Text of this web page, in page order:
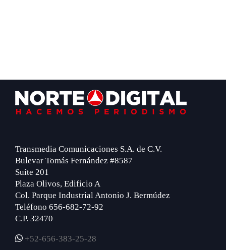
Footer
Transmedia Comunicaciones S.A. de C.V.
Bulevar Tomás Fernández #8587
Suite 201
Plaza Olivos, Edificio A
Col. Parque Industrial Antonio J. Bermúdez
Teléfono 656-682-72-92
C.P. 32470
+52-656-383-25-28